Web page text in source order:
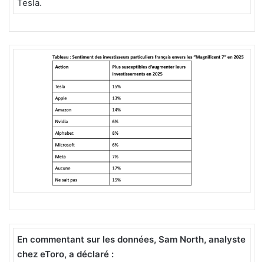
Tesla.
En commentant sur les données, Sam North, analyste
chez eToro, a déclaré :